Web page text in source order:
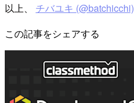
以上、 チバユキ (@batchicchi)
この記事をシェアする